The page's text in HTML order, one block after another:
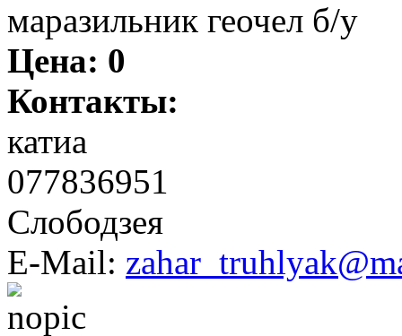
маразильник геочел б/у
Цена: 0
Контакты:
катиа
077836951
Слободзея
E-Mail: